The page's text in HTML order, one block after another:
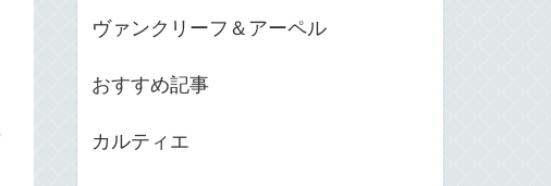
ヴァンクリーフ＆アーペル
おすすめ記事
カルティエ